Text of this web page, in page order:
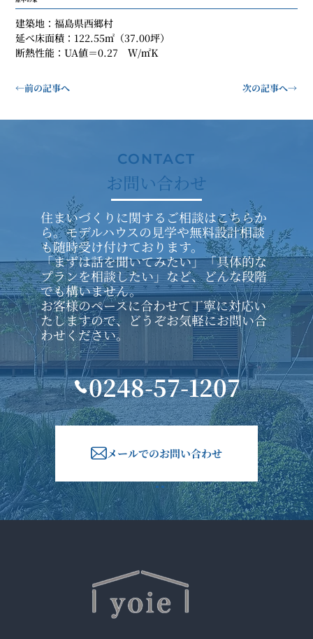
建築地：福島県西郷村
延べ床面積：122.55㎡（37.00坪）
断熱性能：UA値＝0.27　Ｗ/㎡K
←前の記事へ 次の記事へ→
​CONTACT
​お問い合わせ
住まいづくりに関するご相談はこちらか
ら。モデルハウスの見学や無料設計相談
も随時受け付けております。
「まずは話を聞いてみたい」「具体的な
プランを相談したい」など、どんな段階
でも構いません。
お客様のペースに合わせて丁寧に対応い
たしますので、どうぞお気軽にお問い合
わせください。
0248-57-1207
メールでのお問い合わせ